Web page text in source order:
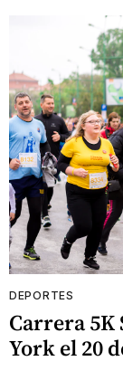
DEPORTES
Carrera 5K
York el 20